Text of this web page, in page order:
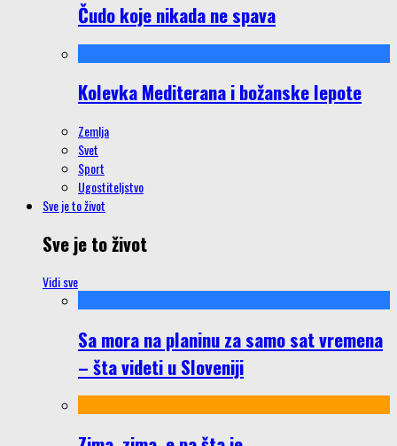
Čudo koje nikada ne spava
Kolevka Mediterana i božanske lepote
Zemlja
Svet
Sport
Ugostiteljstvo
Sve je to život
Sve je to život
Vidi sve
Sa mora na planinu za samo sat vremena
– šta videti u Sloveniji